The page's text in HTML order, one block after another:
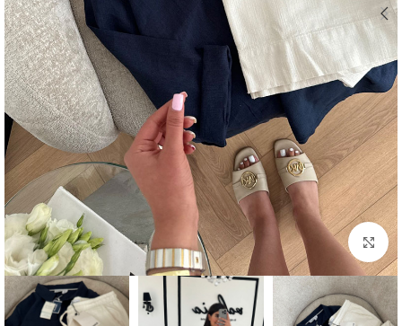
بزرگنمایی تصویر